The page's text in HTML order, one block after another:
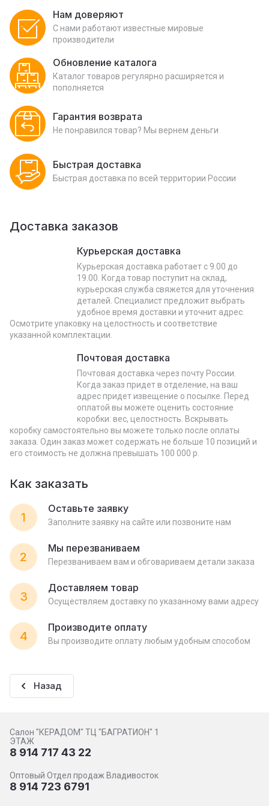
Нам доверяют
С нами работают известные мировые
производители
Обновление каталога
Каталог товаров регулярно расширяется и
пополняется
Гарантия возврата
Не понравился товар? Мы вернем деньги
Быстрая доставка
Быстрая доставка по всей территории России
Доставка заказов
Курьерская доставка
Курьерская доставка работает с 9.00 до
19.00. Когда товар поступит на склад,
курьерская служба свяжется для уточнения
деталей. Специалист предложит выбрать
удобное время доставки и уточнит адрес.
Осмотрите упаковку на целостность и соответствие
указанной комплектации.
Почтовая доставка
Почтовая доставка через почту России.
Когда заказ придет в отделение, на ваш
адрес придет извещение о посылке. Перед
оплатой вы можете оценить состояние
коробки: вес, целостность. Вскрывать
коробку самостоятельно вы можете только после оплаты
заказа. Один заказ может содержать не больше 10 позиций и
его стоимость не должна превышать 100 000 р.
Как заказать
1
Оставьте заявку
Заполните заявку на сайте или позвоните нам
2
Мы перезваниваем
Перезваниваем вам и обговариваем детали заказа
3
Доставляем товар
Осуществляем доставку по указанному вами адресу
4
Производите оплату
Вы производите оплату любым удобным способом
Назад
Салон "КЕРАДОМ" ТЦ "БАГРАТИОН" 1
ЭТАЖ
8 914 717 43 22
Оптовый Отдел продаж Владивосток
8 914 723 6791